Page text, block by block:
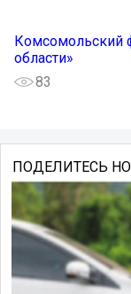
Комсомольский
области»
83
ПОДЕЛИТЕСЬ